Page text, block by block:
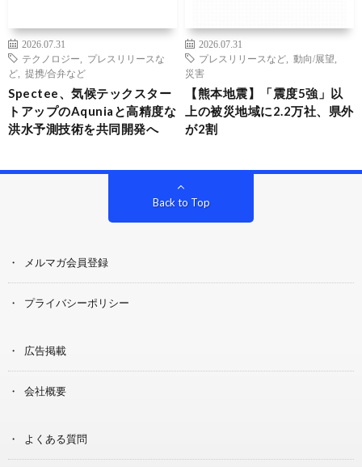
2026.07.31
テクノロジー
プレスリリースな
ど
提携/合弁など
Spectee、気候テックスター
トアップのAquniaと高精度な
洪水予測技術を共同開発へ
2026.07.31
プレスリリースなど
動向/展望
災害
【熊本地震】「震度5強」以
上の被災地域に2.2万社、県外
が2割
Back to Top
メルマガ会員登録
プライバシーポリシー
広告掲載
会社概要
よくある質問